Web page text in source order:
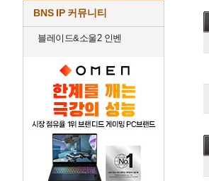
BNS IP 커뮤니티
블레이드&소울2 인벤